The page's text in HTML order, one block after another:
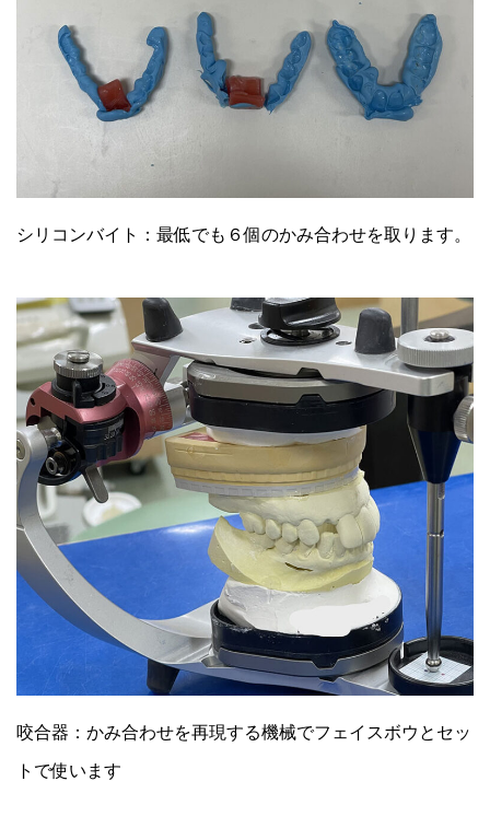
シリコンバイト：最低でも６個のかみ合わせを取ります。
咬合器：かみ合わせを再現する機械でフェイスボウとセッ
トで使います